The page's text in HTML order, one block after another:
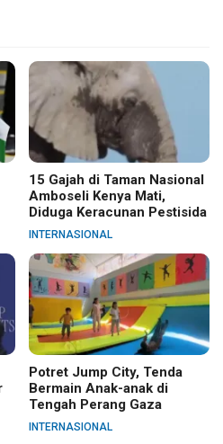
15 Gajah di Taman Nasional
Amboseli Kenya Mati,
Diduga Keracunan Pestisida
INTERNASIONAL
Potret Jump City, Tenda
Bermain Anak-anak di
Tengah Perang Gaza
INTERNASIONAL